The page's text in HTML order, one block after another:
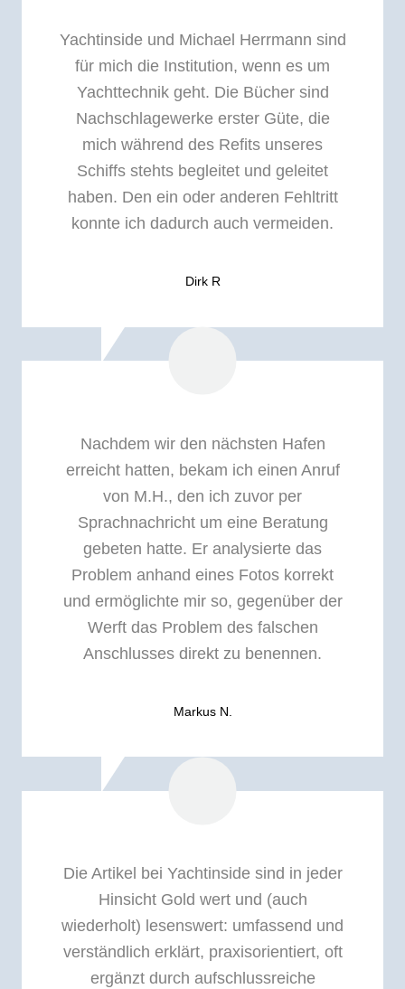
Yachtinside und Michael Herrmann sind
für mich die Institution, wenn es um
Yachttechnik geht. Die Bücher sind
Nachschlagewerke erster Güte, die
mich während des Refits unseres
Schiffs stehts begleitet und geleitet
haben. Den ein oder anderen Fehltritt
konnte ich dadurch auch vermeiden.
Dirk R
Nachdem wir den nächsten Hafen
erreicht hatten, bekam ich einen Anruf
von M.H., den ich zuvor per
Sprachnachricht um eine Beratung
gebeten hatte. Er analysierte das
Problem anhand eines Fotos korrekt
und ermöglichte mir so, gegenüber der
Werft das Problem des falschen
Anschlusses direkt zu benennen.
Markus N.
Die Artikel bei Yachtinside sind in jeder
Hinsicht Gold wert und (auch
wiederholt) lesenswert: umfassend und
verständlich erklärt, praxisorientiert, oft
ergänzt durch aufschlussreiche